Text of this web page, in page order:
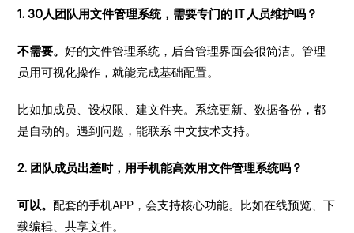
1. 30人团队用文件管理系统，需要专门的 IT 人员维护吗？
不需要。好的文件管理系统，后台管理界面会很简洁。管理
员用可视化操作，就能完成基础配置。
比如加成员、设权限、建文件夹。系统更新、数据备份，都
是自动的。遇到问题，能联系 中文技术支持。
2. 团队成员出差时，用手机能高效用文件管理系统吗？
可以。配套的手机APP，会支持核心功能。比如在线预览、下
载编辑、共享文件。